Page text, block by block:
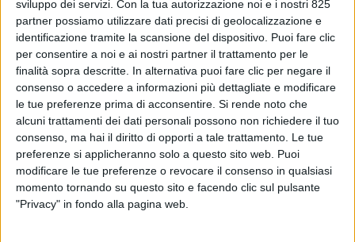
sviluppo dei servizi. Con la tua autorizzazione noi e i nostri 825
partner possiamo utilizzare dati precisi di geolocalizzazione e
identificazione tramite la scansione del dispositivo. Puoi fare clic
per consentire a noi e ai nostri partner il trattamento per le
finalità sopra descritte. In alternativa puoi fare clic per negare il
consenso o accedere a informazioni più dettagliate e modificare
le tue preferenze prima di acconsentire. Si rende noto che
alcuni trattamenti dei dati personali possono non richiedere il tuo
consenso, ma hai il diritto di opporti a tale trattamento. Le tue
preferenze si applicheranno solo a questo sito web. Puoi
modificare le tue preferenze o revocare il consenso in qualsiasi
momento tornando su questo sito e facendo clic sul pulsante
"Privacy" in fondo alla pagina web.
DHL Express Italy pesca
dall’aeroporto Marconi per la
nuova a.d.
ITALIA 26 MARZO 2019